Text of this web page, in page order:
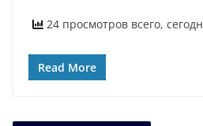
24 просмотров всего,
Read More